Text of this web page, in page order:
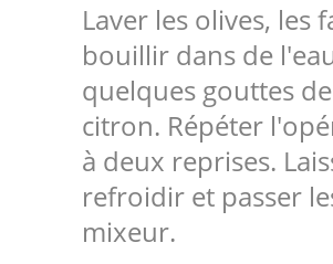
Laver les olives, les
bouillir dans de
quelques gouttes
citron. Répéter
à deux reprises.
refroidir et passer
mixeur.